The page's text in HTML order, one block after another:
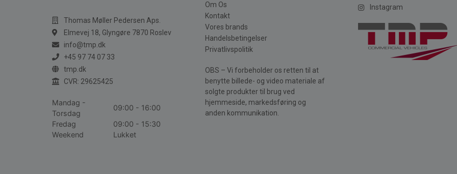
Thomas Møller Pedersen Aps.
Elmevej 18, Glyngøre 7870 Roslev
info@tmp.dk
+45 97 74 07 33
tmp.dk
CVR: 29625425
Mandag -
Torsdag
09:00 - 16:00
Fredag
09:00 - 15:30
Weekend
Lukket
Om Os
Kontakt
Vores brands
Handelsbetingelser
Privatlivspolitik
OBS – Vi forbeholder os retten til at
benytte billede- og video materiale af
solgte produkter til brug ved
hjemmeside, markedsføring og
anden kommunikation.
Instagram